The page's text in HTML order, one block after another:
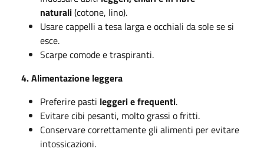
naturali(cotone, lino).
Usare cappelli a tesa larga e occhiali da sole se si
esce.
Scarpe comode e traspiranti.
4. Alimentazione leggera
Preferire pasti leggeri e frequenti.
Evitare cibi pesanti, molto grassi o fritti.
Conservare correttamente gli alimenti per evitare
intossicazioni.